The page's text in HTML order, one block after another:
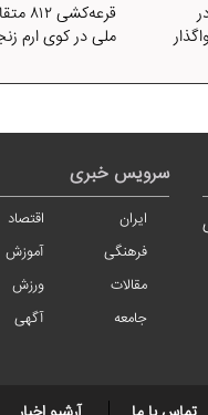
ملی در کوی ارم
سرویس خبری
ایران
اقتصاد
فرهنگی
آموزش
مقالات
ورزش
جامعه
آگهی